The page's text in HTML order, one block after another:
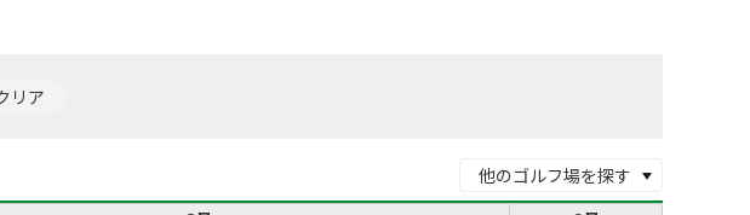
リア
他のゴルフ場を探す